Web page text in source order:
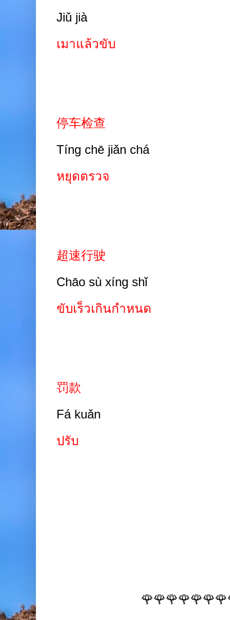
Jiǔ jià
เมาแล้วขับ
停车检查
Tíng chē jiǎn chá
หยุดตรวจ
超速行驶
Chāo sù xíng shǐ
ขับเร็วเกินกำหนด
罚款
Fá kuǎn
ปรับ